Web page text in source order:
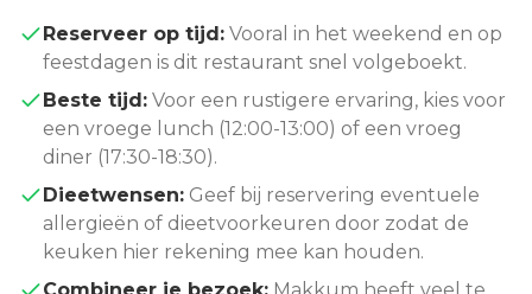
Reserveer op tijd: Vooral in het weekend en op
feestdagen is dit restaurant snel volgeboekt.
Beste tijd: Voor een rustigere ervaring, kies voor
een vroege lunch (12:00-13:00) of een vroeg
diner (17:30-18:30).
Dieetwensen: Geef bij reservering eventuele
allergieën of dieetvoorkeuren door zodat de
keuken hier rekening mee kan houden.